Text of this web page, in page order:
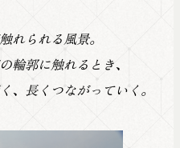
れられる風景。
輪郭に触れるとき、
、長くつながっていく。